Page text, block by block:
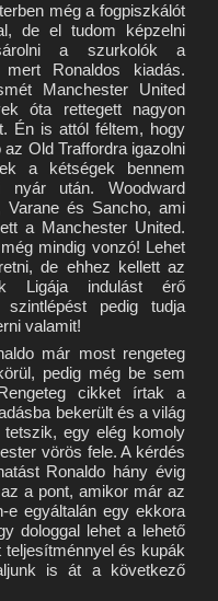
még a fogpiszkálót
de el tudom képzelni
a szurkolók a
Ronaldos kiadás.
Manchester United
óta rettegett nagyon
Én is attól féltem, hogy
Old Traffordra igazolni
a kétségek bennem
nyár után. Woodward
Varane és Sancho, ami
a Manchester United.
mindig vonzó! Lehet
de ehhez kellett az
Ligája indulást érő
pedig tudja
valamit!
már most rengeteg
pedig még be sem
cikket írtak a
bekerült és a világ
egy elég komoly
vörös fele. A kérdés
Ronaldo hány évig
a pont, amikor már az
e egyáltalán egy ekkora
dologgal lehet a lehető
teljesítménnyel és kupák
is át a következő